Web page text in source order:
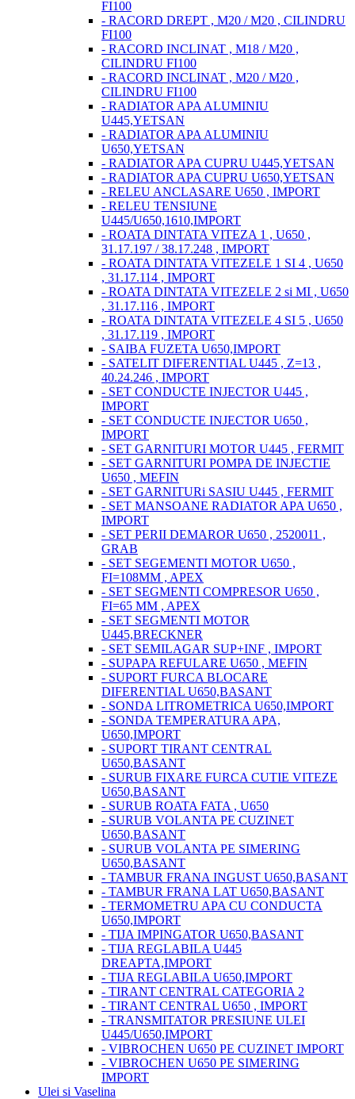
FI100
- RACORD DREPT , M20 / M20 , CILINDRU
FI100
- RACORD INCLINAT , M18 / M20 ,
CILINDRU FI100
- RACORD INCLINAT , M20 / M20 ,
CILINDRU FI100
- RADIATOR APA ALUMINIU
U445,YETSAN
- RADIATOR APA ALUMINIU
U650,YETSAN
- RADIATOR APA CUPRU U445,YETSAN
- RADIATOR APA CUPRU U650,YETSAN
- RELEU ANCLASARE U650 , IMPORT
- RELEU TENSIUNE
U445/U650,1610,IMPORT
- ROATA DINTATA VITEZA 1 , U650 ,
31.17.197 / 38.17.248 , IMPORT
- ROATA DINTATA VITEZELE 1 SI 4 , U650
, 31.17.114 , IMPORT
- ROATA DINTATA VITEZELE 2 si MI , U650
, 31.17.116 , IMPORT
- ROATA DINTATA VITEZELE 4 SI 5 , U650
, 31.17.119 , IMPORT
- SAIBA FUZETA U650,IMPORT
- SATELIT DIFERENTIAL U445 , Z=13 ,
40.24.246 , IMPORT
- SET CONDUCTE INJECTOR U445 ,
IMPORT
- SET CONDUCTE INJECTOR U650 ,
IMPORT
- SET GARNITURI MOTOR U445 , FERMIT
- SET GARNITURI POMPA DE INJECTIE
U650 , MEFIN
- SET GARNITURi SASIU U445 , FERMIT
- SET MANSOANE RADIATOR APA U650 ,
IMPORT
- SET PERII DEMAROR U650 , 2520011 ,
GRAB
- SET SEGEMENTI MOTOR U650 ,
FI=108MM , APEX
- SET SEGMENTI COMPRESOR U650 ,
FI=65 MM , APEX
- SET SEGMENTI MOTOR
U445,BRECKNER
- SET SEMILAGAR SUP+INF , IMPORT
- SUPAPA REFULARE U650 , MEFIN
- SUPORT FURCA BLOCARE
DIFERENTIAL U650,BASANT
- SONDA LITROMETRICA U650,IMPORT
- SONDA TEMPERATURA APA,
U650,IMPORT
- SUPORT TIRANT CENTRAL
U650,BASANT
- SURUB FIXARE FURCA CUTIE VITEZE
U650,BASANT
- SURUB ROATA FATA , U650
- SURUB VOLANTA PE CUZINET
U650,BASANT
- SURUB VOLANTA PE SIMERING
U650,BASANT
- TAMBUR FRANA INGUST U650,BASANT
- TAMBUR FRANA LAT U650,BASANT
- TERMOMETRU APA CU CONDUCTA
U650,IMPORT
- TIJA IMPINGATOR U650,BASANT
- TIJA REGLABILA U445
DREAPTA,IMPORT
- TIJA REGLABILA U650,IMPORT
- TIRANT CENTRAL CATEGORIA 2
- TIRANT CENTRAL U650 , IMPORT
- TRANSMITATOR PRESIUNE ULEI
U445/U650,IMPORT
- VIBROCHEN U650 PE CUZINET IMPORT
- VIBROCHEN U650 PE SIMERING
IMPORT
Ulei si Vaselina